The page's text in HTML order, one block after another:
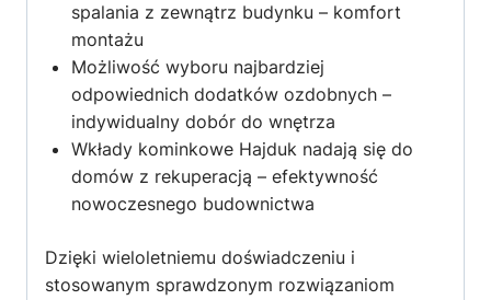
spalania z zewnątrz budynku – komfort
montażu
Możliwość wyboru najbardziej
odpowiednich dodatków ozdobnych –
indywidualny dobór do wnętrza
Wkłady kominkowe Hajduk nadają się do
domów z rekuperacją – efektywność
nowoczesnego budownictwa
Dzięki wieloletniemu doświadczeniu i
stosowanym sprawdzonym rozwiązaniom